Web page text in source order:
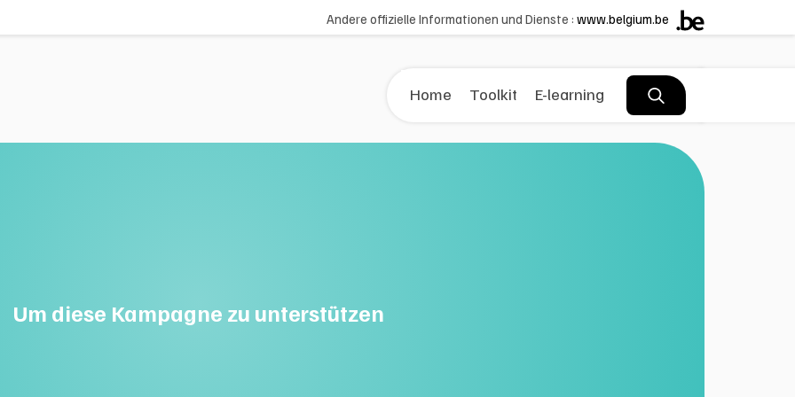
Andere offizielle Informationen und Dienste : www.belgium.be
et des hommes homepage
Home Toolkit E-learning
Um diese Kampagne zu unterstützen